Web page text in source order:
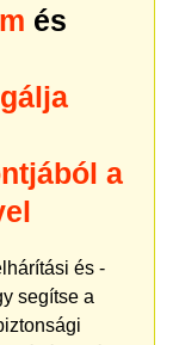
és
a
és -
segítse a